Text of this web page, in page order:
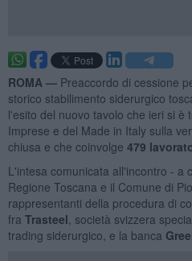
ROMA — Preaccordo di cessione
storico stabilimento siderurgico
l'esito del nuovo tavolo che ieri si è
Imprese e del Made in Italy sulla
chiusa e che coinvolge 479
L'intesa comunicata all'incontro - a
Regione Toscana e il Comune di
rappresentanti della procedura di
fra Trasteel , società svizzera
trading siderurgico, e la banca